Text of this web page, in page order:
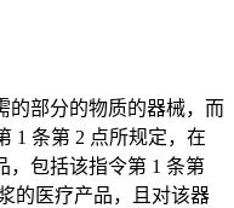
的部分的物质的器械，而
1 条第 2 点所规定，在
，包括该指令第 1 条第
的医疗产品，且对该器